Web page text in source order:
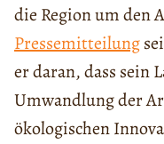
die Region um den
Pressemitteilung
er daran, dass sein
Umwandlung der
ökologischen